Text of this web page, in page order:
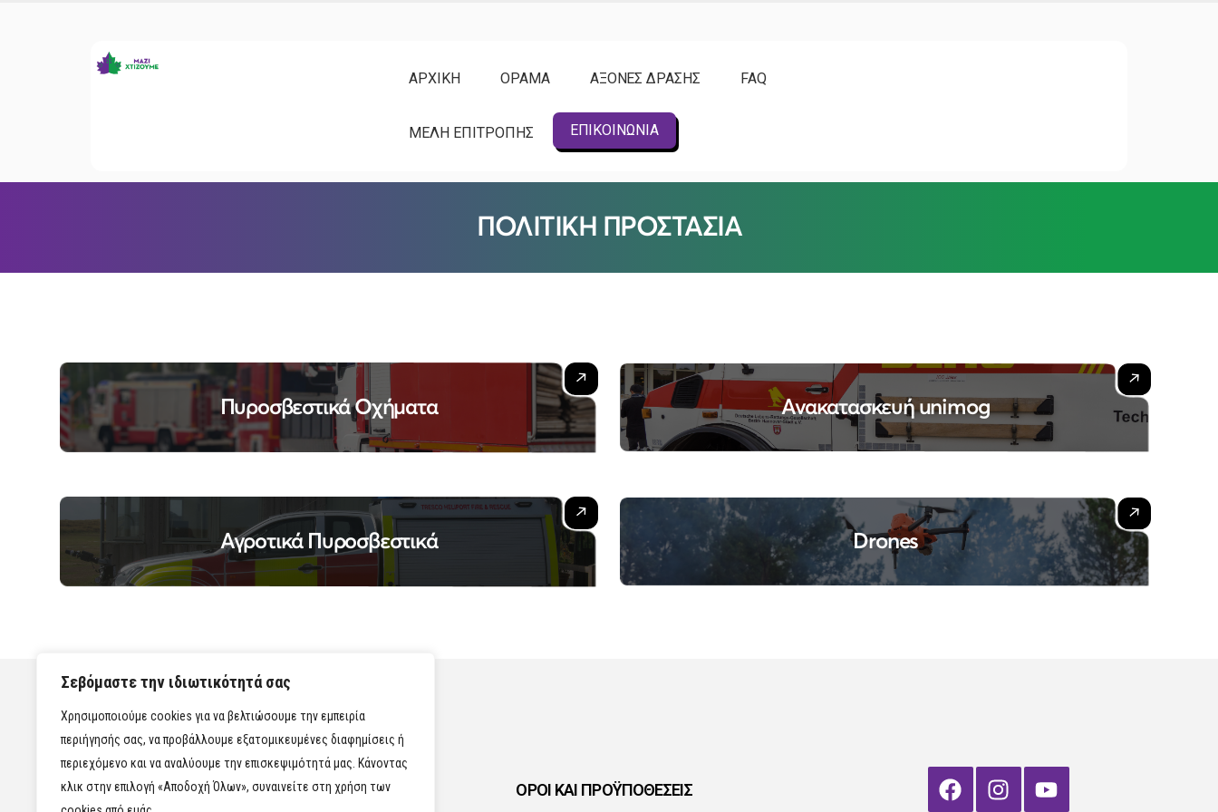
Σεβόμαστε την ιδιωτικότητά σας
Χρησιμοποιούμε cookies για να βελτιώσουμε την εμπειρία
περιήγησής σας, να προβάλλουμε εξατομικευμένες διαφημίσεις ή
περιεχόμενο και να αναλύουμε την επισκεψιμότητά μας. Κάνοντας
κλικ στην επιλογή «Αποδοχή Όλων», συναινείτε στη χρήση των
ΑΡΧΙΚΗ ΟΡΑΜΑ ΑΞΟΝΕΣ ΔΡΑΣΗΣ FAQ
ΜΕΛΗ ΕΠΙΤΡΟΠΗΣ ΕΠΙΚΟΙΝΩΝΙΑ
ΠΟΛΙΤΙΚΗ ΠΡΟΣΤΑΣΙΑ
Πυροσβεστικά Οχήματα Ανακατασκευή unimog
Αγροτικά Πυροσβεστικά Drones
ΟΡΟΙ ΚΑΙ ΠΡΟΫΠΟΘΕΣΕΙΣ